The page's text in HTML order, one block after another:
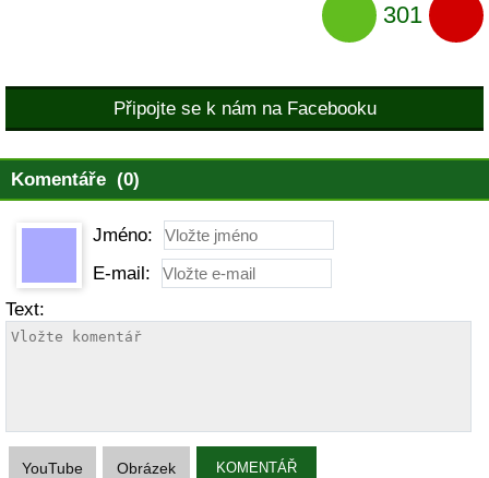
301
Připojte se k nám na Facebooku
Komentáře (0)
Jméno:
E-mail:
Text:
YouTube Obrázek KOMENTÁŘ